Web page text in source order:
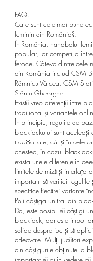
FAQ.
Care sunt cele mai bune
feminin din România?.
În România, handbalul
popular, iar competiția
feroce. Câteva dintre cele
din România includ CSM
Râmnicu Vâlcea, CSM
Sfântu Gheorghe.
Există vreo diferență între
tradițional și variantele
În principiu, regulile de
blackjackului sunt aceleași
tradiționale, cât și în cele
acestea, în cazul
exista unele diferențe în
limitele de miză și interfața
important să verifici regulile
specifice fiecărei variante
Poți câștiga un trai din
Da, este posibil să câștigi
blackjack, dar este
solide despre joc și să
adecvate. Mulți jucători
din câștigurile obținute la
important să ai în vedere